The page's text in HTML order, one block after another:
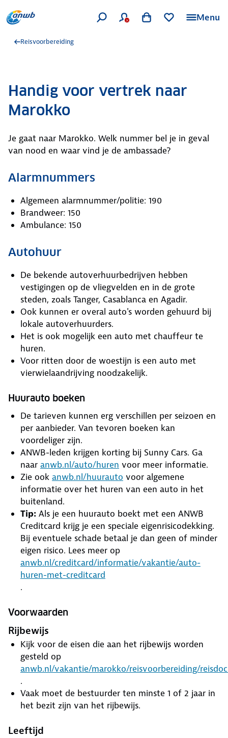
Menu
Reisvoorbereiding
Handig voor vertrek naar
Marokko
Je gaat naar Marokko. Welk nummer bel je in geval
van nood en waar vind je de ambassade?
Alarmnummers
Algemeen alarmnummer/politie: 190
Brandweer: 150
Ambulance: 150
Autohuur
De bekende autoverhuurbedrijven hebben
vestigingen op de vliegvelden en in de grote
steden, zoals Tanger, Casablanca en Agadir.
Ook kunnen er overal auto's worden gehuurd bij
lokale autoverhuurders.
Het is ook mogelijk een auto met chauffeur te
huren.
Voor ritten door de woestijn is een auto met
vierwielaandrijving noodzakelijk.
Huurauto boeken
De tarieven kunnen erg verschillen per seizoen en
per aanbieder. Van tevoren boeken kan
voordeliger zijn.
ANWB-leden krijgen korting bij Sunny Cars. Ga
naar anwb.nl/auto/huren voor meer informatie.
Zie ook anwb.nl/huurauto voor algemene
informatie over het huren van een auto in het
buitenland.
Tip: Als je een huurauto boekt met een ANWB
Creditcard krijg je een speciale eigenrisicodekking.
Bij eventuele schade betaal je dan geen of minder
eigen risico. Lees meer op
anwb.nl/creditcard/informatie/vakantie/auto-
huren-met-creditcard
.
Voorwaarden
Rijbewijs
Kijk voor de eisen die aan het rijbewijs worden
gesteld op
anwb.nl/vakantie/marokko/reisvoorbereiding/
.
Vaak moet de bestuurder ten minste 1 of 2 jaar in
het bezit zijn van het rijbewijs.
Leeftijd